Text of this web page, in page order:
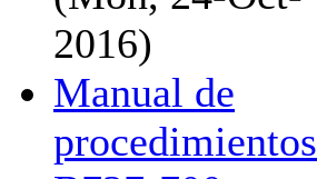
2016)
Manual de
procedimientos